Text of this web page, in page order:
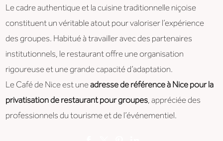
Le cadre authentique et la cuisine traditionnelle niçoise
constituent un véritable atout pour valoriser l’expérience
des groupes. Habitué à travailler avec des partenaires
institutionnels, le restaurant offre une organisation
rigoureuse et une grande capacité d’adaptation.
Le Café de Nice est uneadresse de référence à Nice pour la
privatisation de restaurant pour groupes, appréciée des
professionnels du tourisme et de l’événementiel.